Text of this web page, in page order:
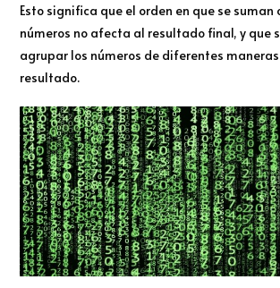
Esto significa que el orden en que se
números no afecta al resultado final, y que
agrupar los números de diferentes
resultado.